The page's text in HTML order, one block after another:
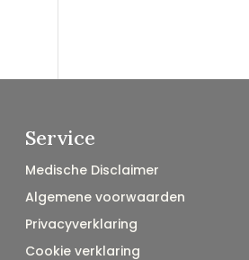
Service
Medische Disclaimer
Algemene voorwaarden
Privacyverklaring
Cookie verklaring